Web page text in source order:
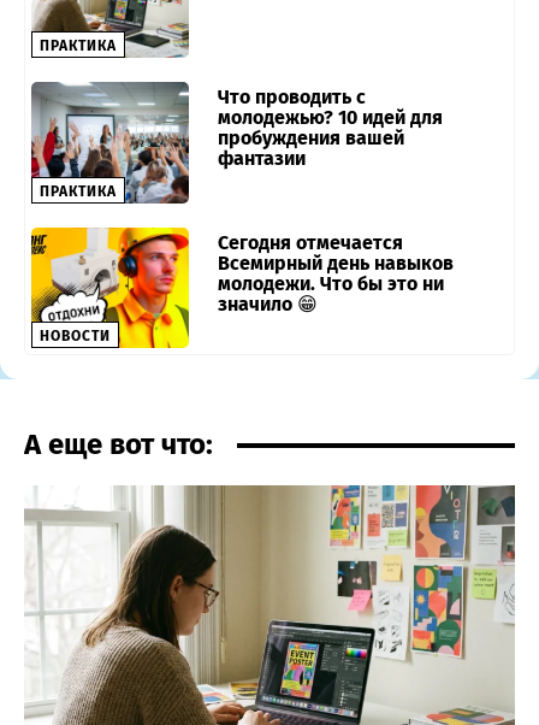
ПРАКТИКА
ПРАКТИКА
Что проводить с
молодежью? 10 идей для
пробуждения вашей
фантазии
НОВОСТИ
Сегодня отмечается
Всемирный день навыков
молодежи. Что бы это ни
значило 😁
А еще вот что: